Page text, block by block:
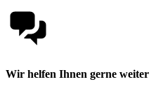
Wir helfen Ihnen gerne weiter